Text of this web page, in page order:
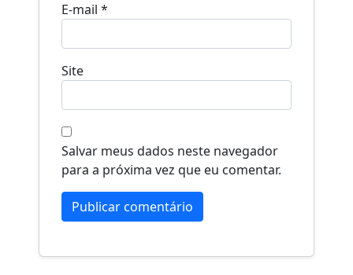
E-mail*
Site
Salvar meus dados neste navegador
para a próxima vez que eu comentar.